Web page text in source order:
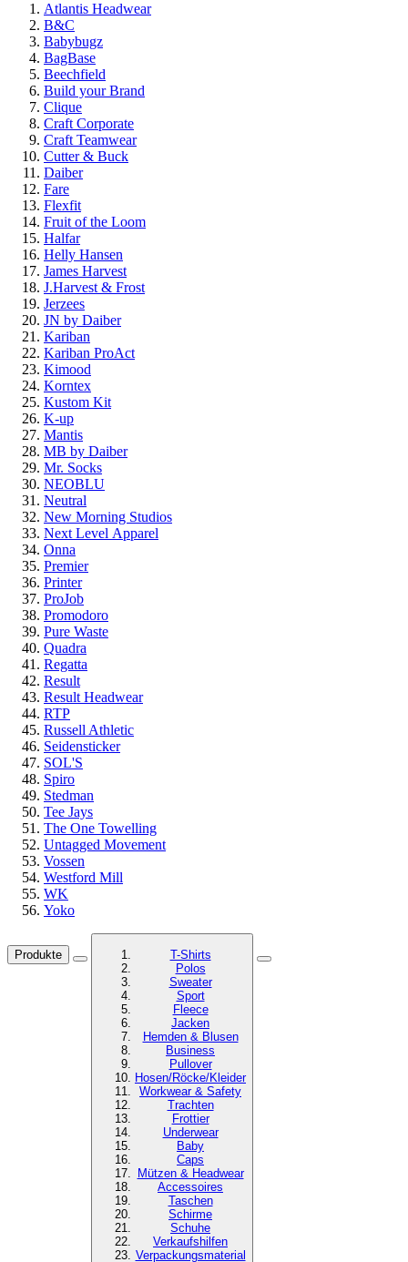
Atlantis Headwear
B&C
Babybugz
BagBase
Beechfield
Build your Brand
Clique
Craft Corporate
Craft Teamwear
Cutter & Buck
Daiber
Fare
Flexfit
Fruit of the Loom
Halfar
Helly Hansen
James Harvest
J.Harvest & Frost
Jerzees
JN by Daiber
Kariban
Kariban ProAct
Kimood
Korntex
Kustom Kit
K-up
Mantis
MB by Daiber
Mr. Socks
NEOBLU
Neutral
New Morning Studios
Next Level Apparel
Onna
Premier
Printer
ProJob
Promodoro
Pure Waste
Quadra
Regatta
Result
Result Headwear
RTP
Russell Athletic
Seidensticker
SOL'S
Spiro
Stedman
Tee Jays
The One Towelling
Untagged Movement
Vossen
Westford Mill
WK
Yoko
Produkte
T-Shirts
Polos
Sweater
Sport
Fleece
Jacken
Hemden & Blusen
Business
Pullover
Hosen/Röcke/Kleider
Workwear & Safety
Trachten
Frottier
Underwear
Baby
Caps
Mützen & Headwear
Accessoires
Taschen
Schirme
Schuhe
Verkaufshilfen
Verpackungsmaterial